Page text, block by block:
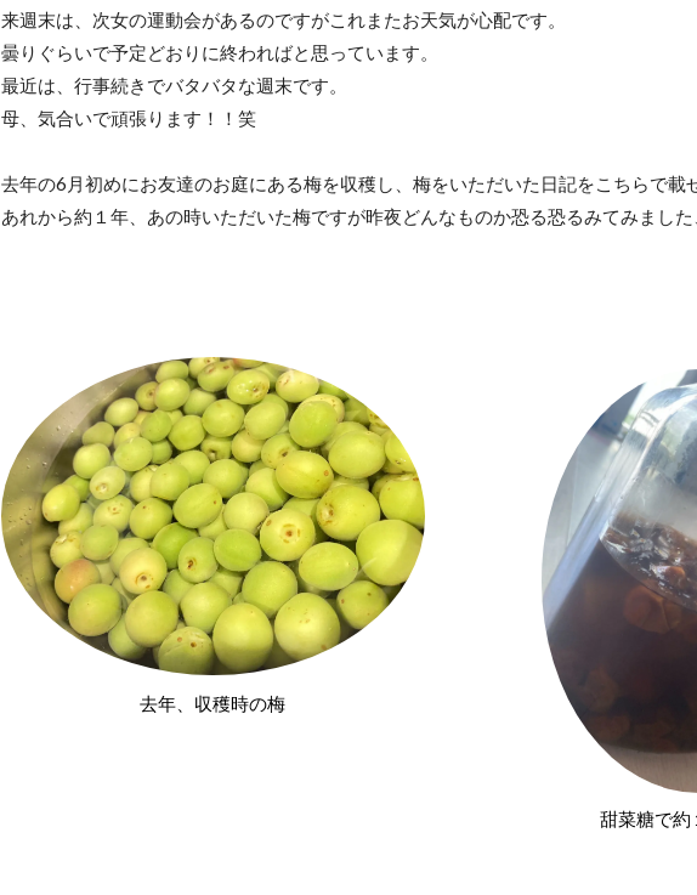
来週末は、次女の運動会があるのですがこれまたお天気が心配です。
曇りぐらいで予定どおりに終わればと思っています。
最近は、行事続きでバタバタな週末です。
母、気合いで頑張ります！！笑
去年の6月初めにお友達のお庭にある梅を収穫し、梅をいただいた日記をこちらで載
あれから約１年、あの時いただいた梅ですが昨夜どんなものか恐る恐るみてみました
去年、収穫時の梅
甜菜糖で約